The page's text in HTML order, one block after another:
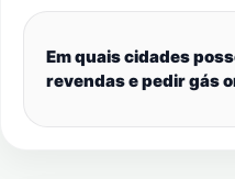
Em quais cidades
revendas e pedir gás